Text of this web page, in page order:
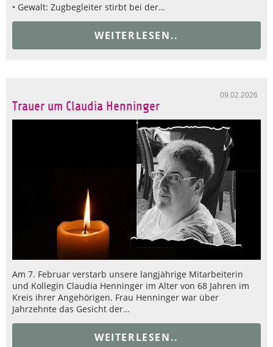
• Gewalt: Zugbegleiter stirbt bei der…
WEITERLESEN..
09.02.2026
Trauer um Claudia Henninger
Am 7. Februar verstarb unsere langjährige Mitarbeiterin
und Kollegin Claudia Henninger im Alter von 68 Jahren im
Kreis ihrer Angehörigen. Frau Henninger war über
Jahrzehnte das Gesicht der…
WEITERLESEN..